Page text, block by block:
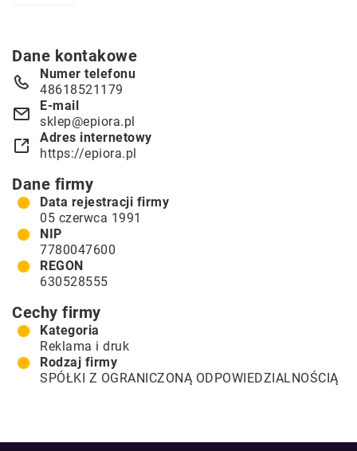
Dane kontakowe
Numer telefonu
48618521179
E-mail
sklep@epiora.pl
Adres internetowy
https://epiora.pl
Dane firmy
Data rejestracji firmy
05 czerwca 1991
NIP
7780047600
REGON
630528555
Cechy firmy
Kategoria
Reklama i druk
Rodzaj firmy
SPÓŁKI Z OGRANICZONĄ ODPOWIEDZIALNOŚCIĄ